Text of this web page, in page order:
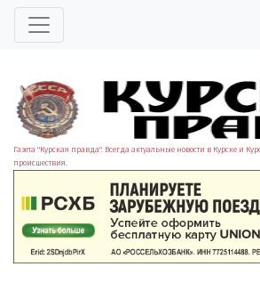
Газета "Курская правда". Всегда актуальные новости в Курске и
происшествия.